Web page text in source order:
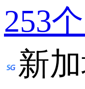
253
新